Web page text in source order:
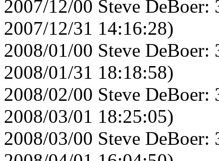
2007/12/00 Steve
2007/12/31 14:16:28)
2008/01/00 Steve
2008/01/31 18:18:58)
2008/02/00 Steve
2008/03/01 18:25:05)
2008/03/00 Steve